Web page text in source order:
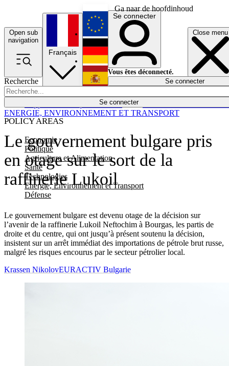
Ga naar de hoofdinhoud
Open sub
navigation
Close menu
Recherche
Se connecter
POLICY AREAS
Economie
Politique
Agriculture et Alimentation
Santé
Technologies
Energie, Environnement et Transport
Défense
Économie
Français
English
Deutsch
Español
Se connecter
Vous êtes déconnecté.
Se connecter
Le gouvernement bulgare pris
en otage sur le sort de la
raffinerie Lukoil
Le gouvernement bulgare est devenu otage de la décision sur
l’avenir de la raffinerie Lukoil Neftochim à Bourgas, les partis de
droite et du centre, qui ont jusqu’à présent soutenu la décision,
insistent sur un arrêt immédiat des importations de pétrole brut russe,
malgré les risques encourus par le secteur pétrolier local.
ENERGIE, ENVIRONNEMENT ET TRANSPORT
Krassen NikolovEURACTIV Bulgarie